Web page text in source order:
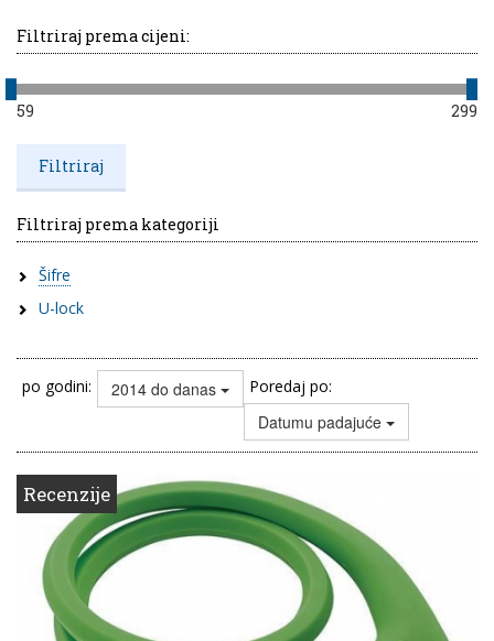
Filtriraj prema cijeni:
59 299
Filtriraj prema kategoriji
Šifre
U-lock
po godini: 2014 do danas Poredaj po:
Datumu padajuće
Recenzije